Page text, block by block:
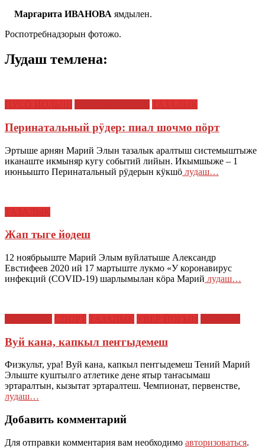
Маргарита ИВАНОВА ямдылен.
Роспотребнадзорын фотожо.
Лудаш темлена:
Перинатальный рÿдер: пиал шочмо пöрт
Эртыше арнян Марий Элын тазалык аралтыш системыштыже
иканаште икмыняр кугу событий лийын. Икымшыже – 1
июньышто Перинатальный рÿдерын кÿкшö лудаш…
Жап тыге йодеш
12 ноябрьыште Марий Элым вуйлатыше Александр
Евстифеев 2020 ий 17 мартыште лукмо «У коронавирус
инфекций (COVID-19) шарлымылан кӧра Марий лудаш…
Вуй кана, капкыл пеҥгыдемеш
Физкульт, ура! Вуй кана, капкыл пеҥгыдемеш Тений Марий
Элыште куштылго атлетике дене ятыр таҥасымаш
эртаралтын, кызытат эртаралтеш. Чемпионат, первенстве,
лудаш…
Добавить комментарий
Для отправки комментария вам необходимо авторизоваться.